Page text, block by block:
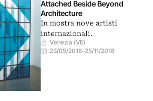
Attached Beside Beyond
Architecture
In mostra nove artisti
internazionali.
Venezia (VE)
23/05/2018–25/11/2018